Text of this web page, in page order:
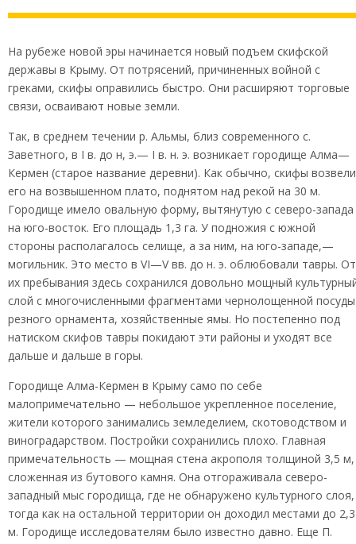
На рубеже новой эры начинается новый подъем скифской
державы в Крыму. От потрясений, причиненных войной с
греками, скифы оправились быстро. Они расширяют торговые
связи, осваивают новые земли.
Так, в среднем течении р. Альмы, близ современного с.
Заветного, в I в. до н, э.— I в. н. э. возникает городище Алма—
Кермен (старое название деревни). Как обычно, скифы возвели
его на возвышенном плато, поднятом над рекой на 30 м.
Городище имело овальную форму, вытянутую с северо-запада
на юго-восток. Его площадь 1,3 га. У подножия с южной
стороны располагалось селище, а за ним, на юго-западе,—
могильник. Это место в VI—V вв. до н. э. облюбовали тавры. От
их пребывания здесь сохранился довольно мощный
слой с многочисленными фрагментами чернолощенной посуды
резного орнамента, хозяйственные ямы. Но постепенно под
натиском скифов тавры покидают эти районы и уходят все
дальше и дальше в горы.
Городище Алма-Кермен в Крыму само по себе
малопримечательно — небольшое укрепленное поселение,
жители которого занимались земледелием, скотоводством и
виноградарством. Постройки сохранились плохо. Главная
примечательность — мощная стена акрополя толщиной 3,5 м,
сложенная из бутового камня. Она отгораживала северо-
западный мыс городища, где не обнаружено культурного слоя,
тогда как на остальной территории он доходил местами до 2,3
м. Городище исследователям было известно давно. Еще П.